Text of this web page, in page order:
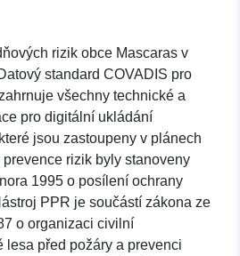
rizik obce Mascaras v
standard COVADIS pro
všechny technické a
pro digitální ukládání
jsou zastoupeny v plánech
rizik byly stanoveny
1995 o posílení ochrany
PPR je součástí zákona ze
o organizaci civilní
lesa před požáry a prevenci